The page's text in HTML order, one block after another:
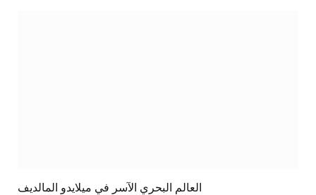
العالم البحري الآسر في ميلايدو المالديف